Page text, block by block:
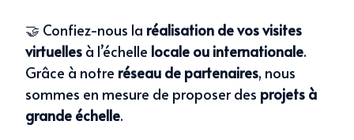
🤝 Confiez-nous la réalisation de vos visites
virtuelles à l’échelle locale ou internationale.
Grâce à notre réseau de partenaires, nous
sommes en mesure de proposer des projets à
grande échelle.